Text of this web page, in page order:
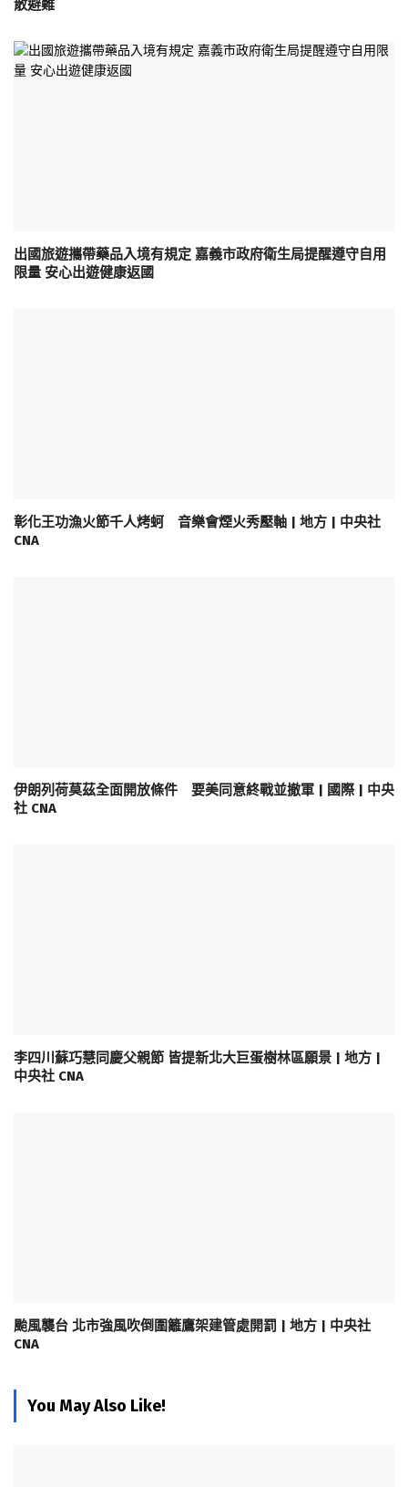
散避難
出國旅遊攜帶藥品入境有規定 嘉義市政府衛生局提醒遵守自用
限量 安心出遊健康返國
彰化王功漁火節千人烤蚵 音樂會煙火秀壓軸 | 地方 | 中央社
CNA
伊朗列荷莫茲全面開放條件 要美同意終戰並撤軍 | 國際 | 中央
社 CNA
李四川蘇巧慧同慶父親節 皆提新北大巨蛋樹林區願景 | 地方 |
中央社 CNA
颱風襲台 北市強風吹倒圍籬鷹架建管處開罰 | 地方 | 中央社
CNA
You May Also Like!